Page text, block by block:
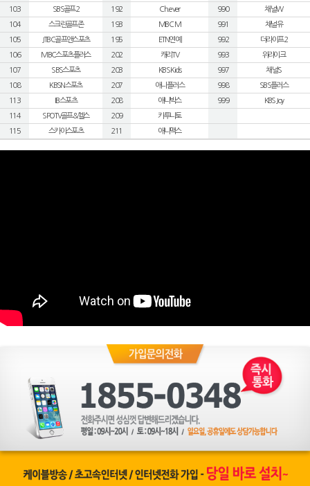
103
SBS골프2
104
스크린골프존
105
JTBC골프앤스포츠
106
MBC스포츠플러스
107
SBS스포츠
108
KBSN스포츠
113
IB스포츠
114
SPOTV골프&헬스
115
스카이스포츠
192
Ch.ever
193
MBC M
195
ETN연예
202
캐리TV
203
KBS Kids
207
애니플러스
208
애니박스
209
카투니토
211
애니맥스
990
채널W
991
채널유
992
더라이프2
993
위라이크
997
채널S
998
SBS플러스
999
KBS Joy